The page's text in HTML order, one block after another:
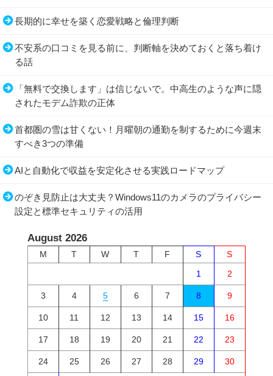
長期的に幸せを築く恋愛戦略と倫理判断
不安系の口コミを見る前に、判断軸を決めておくと落ち着け
る話
「無料で交換します」は信じないで。中高生のような声に隠
されたモデム詐欺の正体
首都圏の雪は甘くない！月曜朝の通勤を制するために今週末
すべき3つの準備
AIと自動化で収益を安定化させる実践ロードマップ
のぞき見防止は大丈夫？Windows11のカメラのプライバシー
設定と標準セキュリティの活用
August 2026
M T W T F S
S
1
2
3 4 5 6 7 8 9
10 11 12 13 14 15 16
17 18 19 20 21 22 23
24 25 26 27 28 29 30